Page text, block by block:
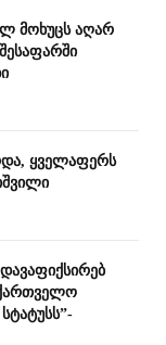
მოხუცს აღარ
ყველაფერს